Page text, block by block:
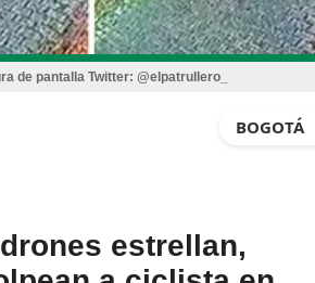
de pantalla Twitter: @elpatrullero_
BOGOTÁ
estrellan,